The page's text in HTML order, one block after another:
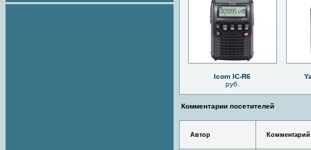
Icom IC-R6
руб.
Комментарии посетителей
Автор Комментарий